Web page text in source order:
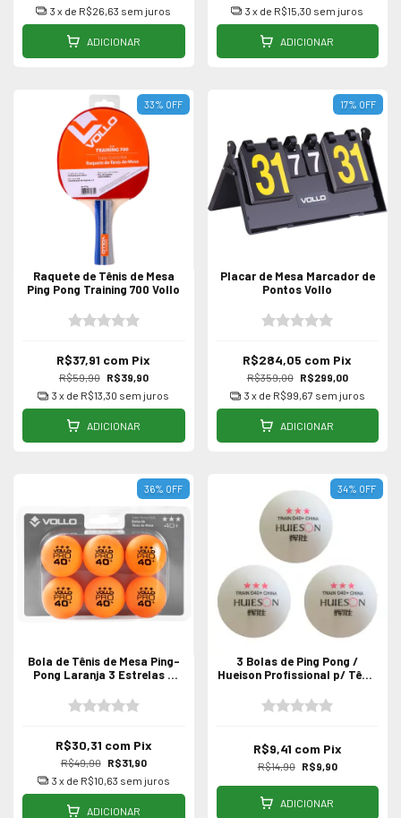
3 x de R$26,63 sem juros
ADICIONAR
3 x de R$15,30 sem juros
ADICIONAR
33% OFF
Raquete de Tênis de Mesa
Ping Pong Training 700 Vollo
R$59,90 R$39,90
R$37,91 com Pix
3 x de R$13,30 sem juros
ADICIONAR
17% OFF
Placar de Mesa Marcador de
Pontos Vollo
R$359,00 R$299,00
R$284,05 com Pix
3 x de R$99,67 sem juros
ADICIONAR
36% OFF
Bola de Tênis de Mesa Ping-
Pong Laranja 3 Estrelas 6
R$49,90 R$31,90
R$30,31 com Pix
3 x de R$10,63 sem juros
ADICIONAR
34% OFF
3 Bolas de Ping Pong /
Hueison Profissional p/ Tênis
R$14,90 R$9,90
R$9,41 com Pix
ADICIONAR